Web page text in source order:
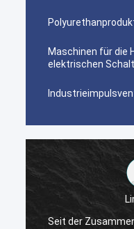
Maschinen für die
elektrischen
Seit der